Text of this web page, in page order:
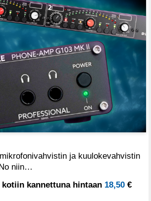
ja kuulokevahvistin
niin…
kannettuna hintaan 18,50 €